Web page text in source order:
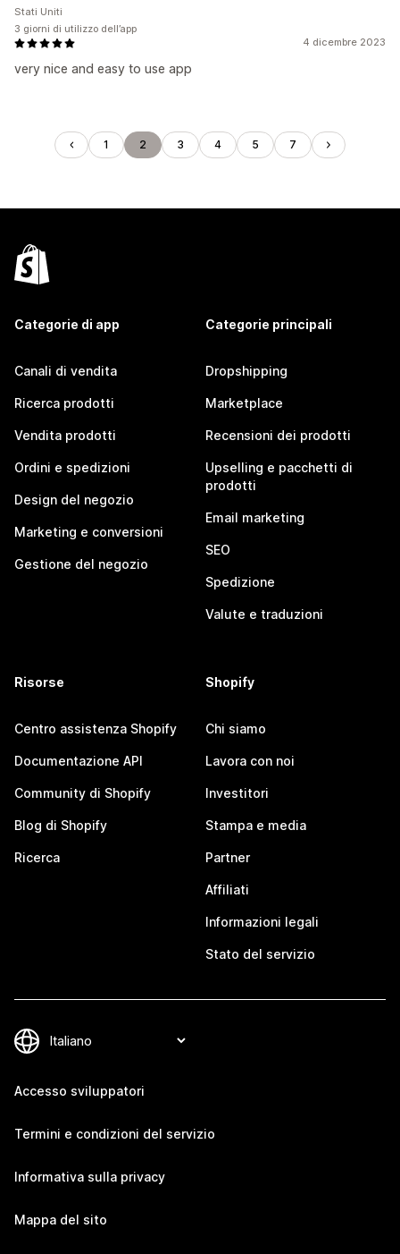
4 dicembre 2023
very nice and easy to use app
Stati Uniti
3 giorni di utilizzo dell’app
1 2 3 4 5 7
Categorie di app
Canali di vendita
Ricerca prodotti
Vendita prodotti
Ordini e spedizioni
Design del negozio
Marketing e conversioni
Gestione del negozio
Categorie principali
Dropshipping
Marketplace
Recensioni dei prodotti
Upselling e pacchetti di
prodotti
Email marketing
SEO
Spedizione
Valute e traduzioni
Risorse
Centro assistenza Shopify
Documentazione API
Community di Shopify
Blog di Shopify
Ricerca
Shopify
Chi siamo
Lavora con noi
Investitori
Stampa e media
Partner
Affiliati
Informazioni legali
Stato del servizio
Accesso sviluppatori
Termini e condizioni del servizio
Informativa sulla privacy
Mappa del sito